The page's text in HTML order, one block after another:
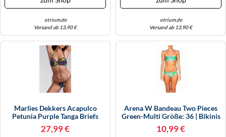
otrium.de
Versand ab 13,90 €
otrium.de
Versand ab 13,90 €
Marlies Dekkers Acapulco
Petunia Purple Tanga Briefs
Größe: S | Bikinis Outlet |
Damen | Violett
27,99 €
Arena W Bandeau Two Pieces
Green-Multi Größe: 36 | Bikinis
Outlet | Damen | Grün
10,99 €